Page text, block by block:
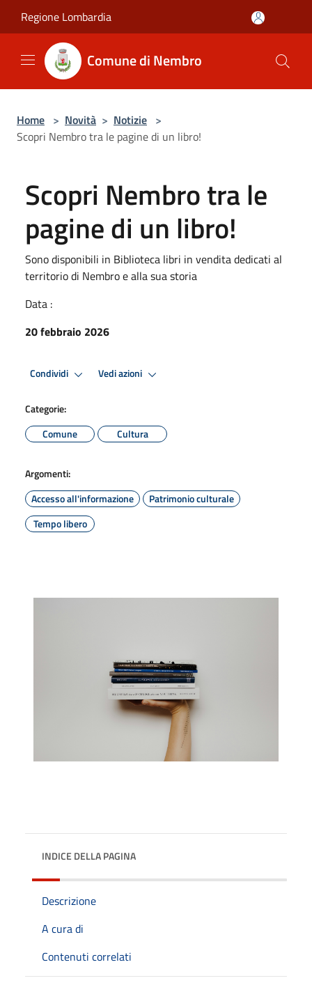
Regione Lombardia
Comune di Nembro
Home > Novità > Notizie >
Scopri Nembro tra le pagine di un libro!
Scopri Nembro tra le
pagine di un libro!
Sono disponibili in Biblioteca libri in vendita dedicati al
territorio di Nembro e alla sua storia
Data :
20 febbraio 2026
Condividi Vedi azioni
Categorie:
Comune
Cultura
Argomenti:
Accesso all'informazione
Patrimonio culturale
Tempo libero
INDICE DELLA PAGINA
Descrizione
A cura di
Contenuti correlati